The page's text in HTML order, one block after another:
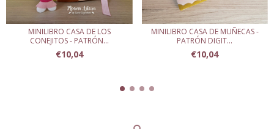
MINILIBRO CASA DE LOS
CONEJITOS - PATRÓN...
€10,04
MINILIBRO CASA DE MUÑECAS -
PATRÓN DIGIT...
€10,04